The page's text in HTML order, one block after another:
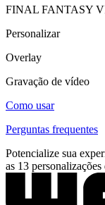
FINAL FANTASY
Personalizar
Overlay
Gravação de vídeo
Como usar
Perguntas frequentes
Potencialize sua
as 13